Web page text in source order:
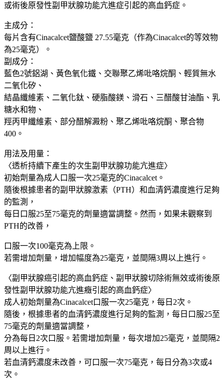
透
甲
亢
副
甲
狀
腺
癌
抑
制
甲
狀
腺
激
素
REGPARA
TABLETS
25mg/100
大
阪
實
體
藥
妝
店
直
送
數
或術後原發性副甲狀腺功能亢進症引起的高血鈣症。
主成分：
每片含有Cinacalcet鹽酸鹽 27.55毫克（作為Cinacalcet的等效物
為25毫克）。
副成分：
藍色2號鋁湖、黃色氧化鐵、交聯聚乙烯吡咯烷酮、輕質無水
二氧化矽、
結晶纖維素、二氧化鈦、硬脂酸鎂、滑石、三醋酸甘油酯、乳
糖水和物、
羥丙甲纖維素、部分醋解澱粉、聚乙烯吡咯烷酮、聚合物
400。
用法及用量：
〈透析持續下產生的次生副甲狀腺功能亢進症〉
初始劑量為成人口服一次25毫克的Cinacalcet。
隨後根據患者的副甲狀腺激素（PTH）和血清鈣濃度進行足夠
的監測，
每日口服25至75毫克的劑量適當調整。然而，如果未觀察到
PTH的改善，
口服一次100毫克為上限。
若需增加劑量，增加幅度為25毫克，並間隔3周以上進行。
〈副甲狀腺癌引起的高血鈣症、副甲狀腺切除術無效或術後原
發性副甲狀腺功能亢進癥引起的高血鈣症〉
成人初始劑量為Cinacalcet口服一次25毫克，每日2次。
隨後，根據患者的血清鈣濃度進行足夠的監測，每日口服25至
75毫克的劑量適當調整，
分為每日2次口服。若需增加劑量，每次增加25毫克，並間隔2
周以上進行。
若血清鈣濃度未改善，可口服一次75毫克，每日分為3次或4
次。